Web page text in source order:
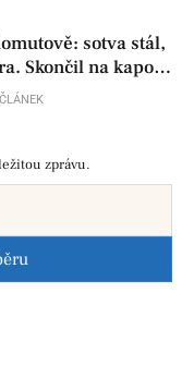
sotva stál,
Skončil na kapotě
zprávu.